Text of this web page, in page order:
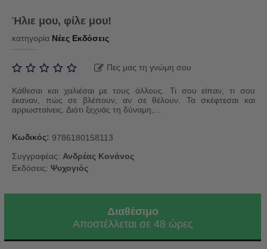
Ήλιε μου, φίλε μου!
κατηγορία Νέες Εκδόσεις
Πες μας τη γνώμη σου
Κάθεσαι και χαλιέσαι με τους άλλους. Τι σου είπαν, τι σου
έκαναν, πώς σε βλέπουν, αν σε θέλουν. Τα σκέφτεσαι και
αρρωσταίνεις. Διότι ξεχνάς τη δύναμη,...
Κωδικός: 9786180158113
Συγγραφέας: Ανδρέας Κονάνος
Εκδόσεις: Ψυχογιός
Διαθέσιμο
Αποστέλλεται σε 48 ώρες